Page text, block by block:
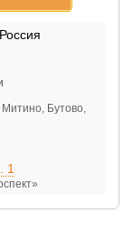
Россия
Бутово,
1